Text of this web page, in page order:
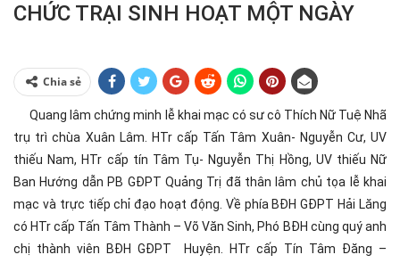
CHỨC TRẠI SINH HOẠT MỘT NGÀY
Chia sẻ
Quang lâm chứng minh lễ khai mạc có sư cô Thích Nữ Tuệ Nhã
trụ trì chùa Xuân Lâm. HTr cấp Tấn Tâm Xuân- Nguyễn Cư, UV
thiếu Nam, HTr cấp tín Tâm Tụ- Nguyễn Thị Hồng, UV thiếu Nữ
Ban Hướng dẫn PB GĐPT Quảng Trị đã thân lâm chủ tọa lễ khai
mạc và trực tiếp chỉ đạo hoạt động. Về phía BĐH GĐPT Hải Lăng
có HTr cấp Tấn Tâm Thành – Võ Văn Sinh, Phó BĐH cùng quý anh
chị thành viên BĐH GĐPT Huyện. HTr cấp Tín Tâm Đăng –